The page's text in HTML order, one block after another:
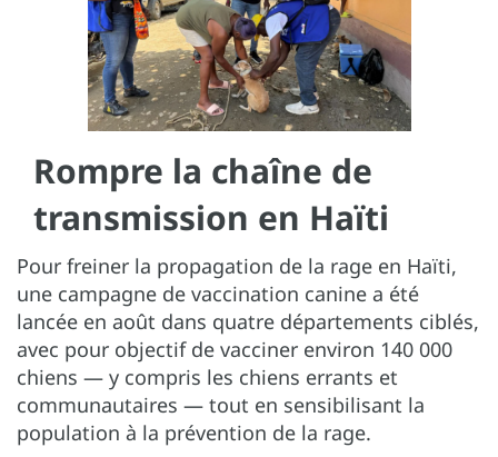
Rompre la chaîne de
transmission en Haïti
Pour freiner la propagation de la rage en Haïti,
une campagne de vaccination canine a été
lancée en août dans quatre départements ciblés,
avec pour objectif de vacciner environ 140 000
chiens — y compris les chiens errants et
communautaires — tout en sensibilisant la
population à la prévention de la rage.